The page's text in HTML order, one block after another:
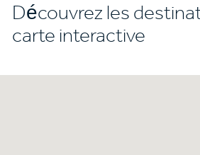
Découvrez les
carte interactive